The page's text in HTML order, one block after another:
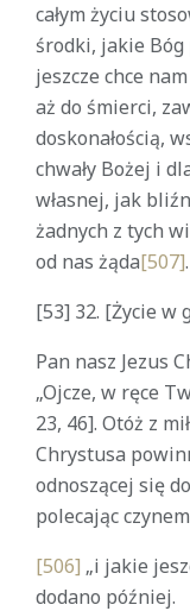
całym życiu
środki, jakie Bóg
jeszcze chce
aż do śmierci,
doskonałością,
chwały Bożej i
własnej, jak
żadnych z tych
od nas żąda[507].
[53] 32. [Życie w
Pan nasz Jezus
„Ojcze, w ręce
23, 46]. Otóż z
Chrystusa
odnoszącej się
polecając
[506] „i jakie
dodano później.